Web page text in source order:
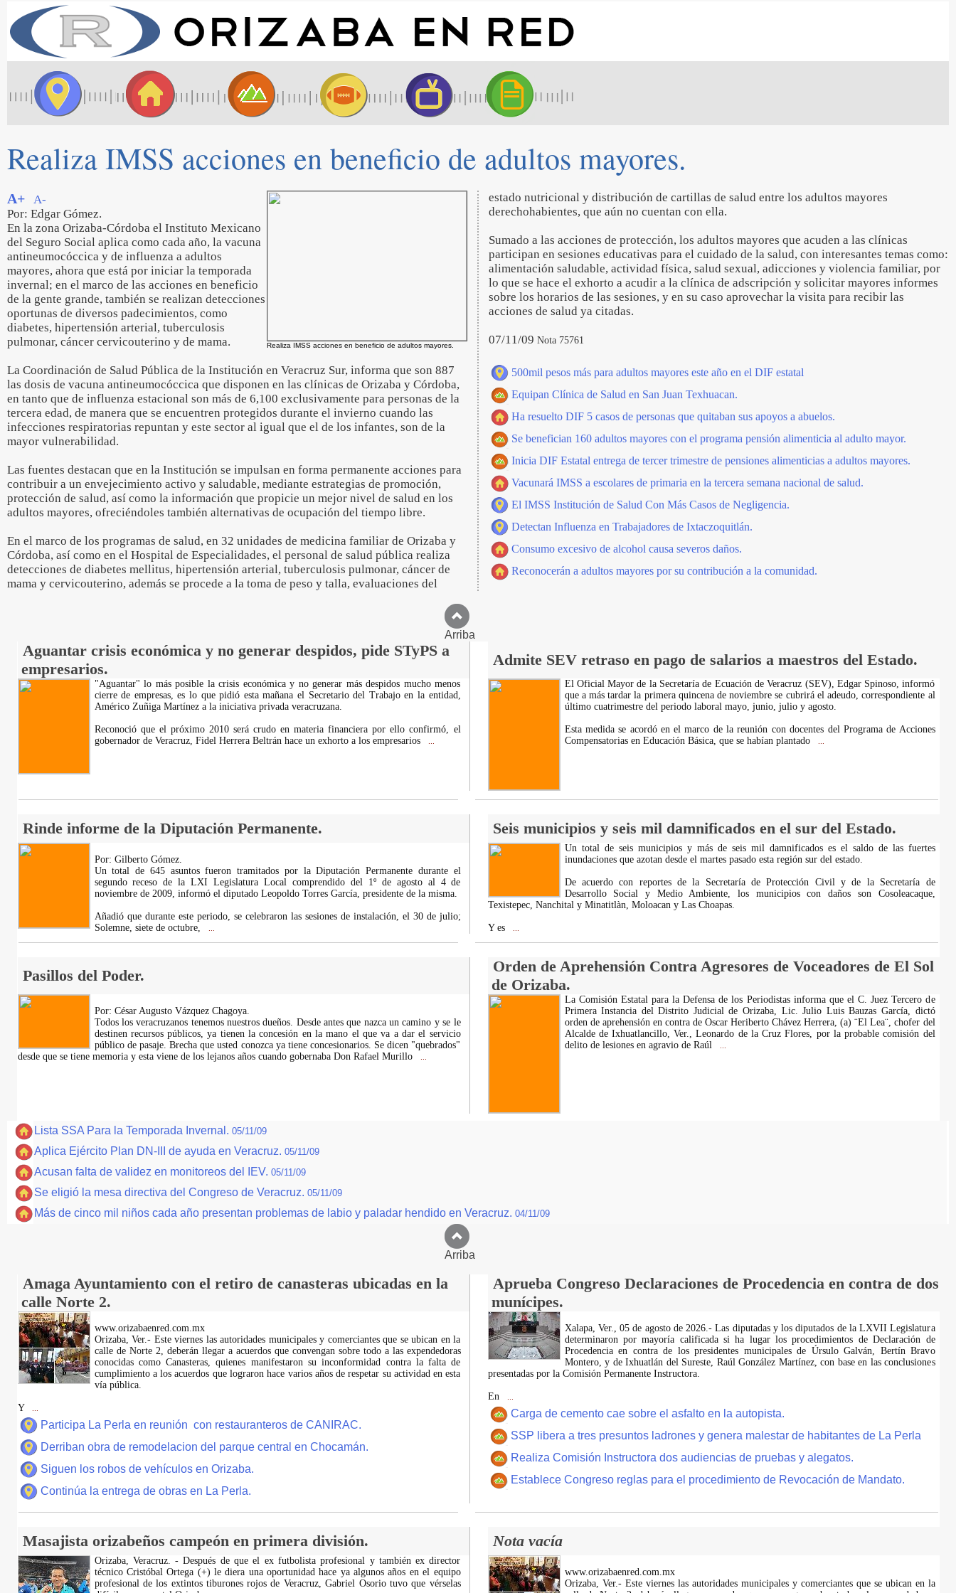
Realiza IMSS acciones en beneficio de adultos mayores.
Realiza IMSS acciones en beneficio de adultos mayores.
A+
A-
Por: Edgar Gómez.
En la zona Orizaba-Córdoba el Instituto Mexicano
del Seguro Social aplica como cada año, la vacuna
antineumocóccica y de influenza a adultos
mayores, ahora que está por iniciar la temporada
invernal; en el marco de las acciones en beneficio
de la gente grande, también se realizan detecciones
oportunas de diversos padecimientos, como
diabetes, hipertensión arterial, tuberculosis
pulmonar, cáncer cervicouterino y de mama.
La Coordinación de Salud Pública de la Institución en Veracruz Sur, informa que son 887
las dosis de vacuna antineumocóccica que disponen en las clínicas de Orizaba y Córdoba,
en tanto que de influenza estacional son más de 6,100 exclusivamente para personas de la
tercera edad, de manera que se encuentren protegidos durante el invierno cuando las
infecciones respiratorias repuntan y este sector al igual que el de los infantes, son de la
mayor vulnerabilidad.
Las fuentes destacan que en la Institución se impulsan en forma permanente acciones para
contribuir a un envejecimiento activo y saludable, mediante estrategias de promoción,
protección de salud, así como la información que propicie un mejor nivel de salud en los
adultos mayores, ofreciéndoles también alternativas de ocupación del tiempo libre.
En el marco de los programas de salud, en 32 unidades de medicina familiar de Orizaba y
Córdoba, así como en el Hospital de Especialidades, el personal de salud pública realiza
detecciones de diabetes mellitus, hipertensión arterial, tuberculosis pulmonar, cáncer de
mama y cervicouterino, además se procede a la toma de peso y talla, evaluaciones del
estado nutricional y distribución de cartillas de salud entre los adultos mayores
derechohabientes, que aún no cuentan con ella.
Sumado a las acciones de protección, los adultos mayores que acuden a las clínicas
participan en sesiones educativas para el cuidado de la salud, con interesantes temas como:
alimentación saludable, actividad física, salud sexual, adicciones y violencia familiar, por
lo que se hace el exhorto a acudir a la clínica de adscripción y solicitar mayores informes
sobre los horarios de las sesiones, y en su caso aprovechar la visita para recibir las
acciones de salud ya citadas.
07/11/09 Nota 75761
500mil pesos más para adultos mayores este año en el DIF estatal
Equipan Clínica de Salud en San Juan Texhuacan.
Ha resuelto DIF 5 casos de personas que quitaban sus apoyos a abuelos.
Se benefician 160 adultos mayores con el programa pensión alimenticia al adulto mayor.
Inicia DIF Estatal entrega de tercer trimestre de pensiones alimenticias a adultos mayores.
Vacunará IMSS a escolares de primaria en la tercera semana nacional de salud.
El IMSS Institución de Salud Con Más Casos de Negligencia.
Detectan Influenza en Trabajadores de Ixtaczoquitlán.
Consumo excesivo de alcohol causa severos daños.
Reconocerán a adultos mayores por su contribución a la comunidad.
Arriba
Aguantar crisis económica y no generar despidos, pide STyPS a
empresarios.
Admite SEV retraso en pago de salarios a maestros del Estado.
"Aguantar" lo más posible la crisis económica y no generar más despidos mucho menos
cierre de empresas, es lo que pidió esta mañana el Secretario del Trabajo en la entidad,
Américo Zuñiga Martínez a la iniciativa privada veracruzana.
Reconoció que el próximo 2010 será crudo en materia financiera por ello confirmó, el
gobernador de Veracruz, Fidel Herrera Beltrán hace un exhorto a los empresarios
El Oficial Mayor de la Secretaría de Ecuación de Veracruz (SEV), Edgar Spinoso, informó
que a más tardar la primera quincena de noviembre se cubrirá el adeudo, correspondiente al
último cuatrimestre del periodo laboral mayo, junio, julio y agosto.
Esta medida se acordó en el marco de la reunión con docentes del Programa de Acciones
Compensatorias en Educación Básica, que se habían plantado
Rinde informe de la Diputación Permanente. Seis municipios y seis mil damnificados en el sur del Estado.
Por: Gilberto Gómez.
Un total de 645 asuntos fueron tramitados por la Diputación Permanente durante el
segundo receso de la LXI Legislatura Local comprendido del 1º de agosto al 4 de
noviembre de 2009, informó el diputado Leopoldo Torres García, presidente de la misma.
Añadió que durante este periodo, se celebraron las sesiones de instalación, el 30 de julio;
Solemne, siete de octubre,
Un total de seis municipios y más de seis mil damnificados es el saldo de las fuertes
inundaciones que azotan desde el martes pasado esta región sur del estado.
De acuerdo con reportes de la Secretaría de Protección Civil y de la Secretaría de
Desarrollo Social y Medio Ambiente, los municipios con daños son Cosoleacaque,
Texistepec, Nanchital y Minatitlàn, Moloacan y Las Choapas.
Y es
Pasillos del Poder.
Orden de Aprehensión Contra Agresores de Voceadores de El Sol
de Orizaba.
Por: César Augusto Vázquez Chagoya.
Todos los veracruzanos tenemos nuestros dueños. Desde antes que nazca un camino y se le
destinen recursos públicos, ya tienen la concesión en la mano el que va a dar el servicio
público de pasaje. Brecha que usted conozca ya tiene concesionarios. Se dicen "quebrados"
desde que se tiene memoria y esta viene de los lejanos años cuando gobernaba Don Rafael Murillo
La Comisión Estatal para la Defensa de los Periodistas informa que el C. Juez Tercero de
Primera Instancia del Distrito Judicial de Orizaba, Lic. Julio Luis Bauzas García, dictó
orden de aprehensión en contra de Oscar Heriberto Chávez Herrera, (a) ¨El Lea¨, chofer del
Alcalde de Ixhuatlancillo, Ver., Leonardo de la Cruz Flores, por la probable comisión del
delito de lesiones en agravio de Raúl
Lista SSA Para la Temporada Invernal. 05/11/09
Aplica Ejército Plan DN-III de ayuda en Veracruz. 05/11/09
Acusan falta de validez en monitoreos del IEV. 05/11/09
Se eligió la mesa directiva del Congreso de Veracruz. 05/11/09
Más de cinco mil niños cada año presentan problemas de labio y paladar hendido en Veracruz. 04/11/09
Arriba
Amaga Ayuntamiento con el retiro de canasteras ubicadas en la
calle Norte 2.
Aprueba Congreso Declaraciones de Procedencia en contra de dos
munícipes.
www.orizabaenred.com.mx
Orizaba, Ver.- Este viernes las autoridades municipales y comerciantes que se ubican en la
calle de Norte 2, deberán llegar a acuerdos que convengan sobre todo a las expendedoras
conocidas como Canasteras, quienes manifestaron su inconformidad contra la falta de
cumplimiento a los acuerdos que lograron hace varios años de respetar su actividad en esta
vía pública.
Y
Participa La Perla en reunión con restauranteros de CANIRAC.
Derriban obra de remodelacion del parque central en Chocamán.
Siguen los robos de vehículos en Orizaba.
Continúa la entrega de obras en La Perla.
Xalapa, Ver., 05 de agosto de 2026.- Las diputadas y los diputados de la LXVII Legislatura
determinaron por mayoría calificada si ha lugar los procedimientos de Declaración de
Procedencia en contra de los presidentes municipales de Úrsulo Galván, Bertín Bravo
Montero, y de Ixhuatlán del Sureste, Raúl González Martínez, con base en las conclusiones
presentadas por la Comisión Permanente Instructora.
En
Carga de cemento cae sobre el asfalto en la autopista.
SSP libera a tres presuntos ladrones y genera malestar de habitantes de La Perla
Realiza Comisión Instructora dos audiencias de pruebas y alegatos.
Establece Congreso reglas para el procedimiento de Revocación de Mandato.
Masajista orizabeños campeón en primera división. Nota vacía
Orizaba, Veracruz. - Después de que el ex futbolista profesional y también ex director
técnico Cristóbal Ortega (+) le diera una oportunidad hace ya algunos años en el equipo
profesional de los extintos tiburones rojos de Veracruz, Gabriel Osorio tuvo que vérselas
www.orizabaenred.com.mx
Orizaba, Ver.- Este viernes las autoridades municipales y comerciantes que se ubican en la